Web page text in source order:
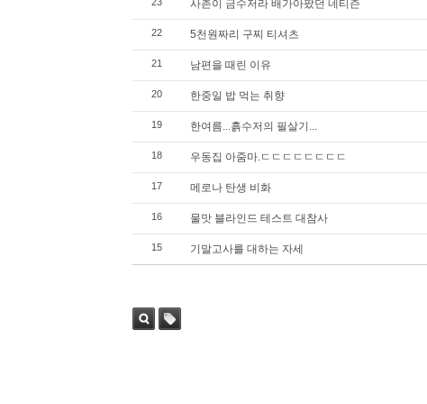
사촌이 금수저라 배가아팠던 네티즌
22 5천원짜리 구찌 티셔츠
21 남편을 때린 이유
20 한중일 밥 먹는 취향
19 한여름...흙수저의 필살기...
18 우동집 아줌마.ㄷㄷㄷㄷㄷㄷㄷㄷ
17 메로나 탄생 비화
16 물맛 블라인드 테스트 대참사
15 기말고사를 대하는 자세